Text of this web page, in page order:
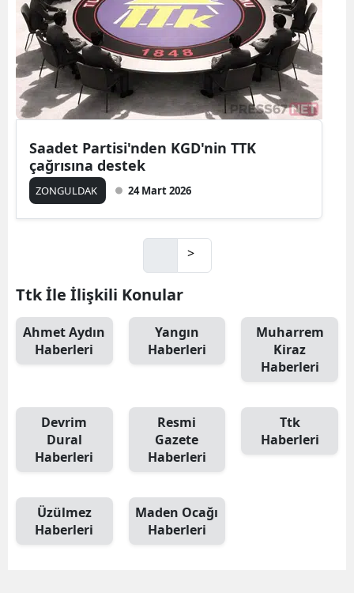
Saadet Partisi'nden KGD'nin TTK
çağrısına destek
ZONGULDAK 24 Mart 2026
>
Ttk İle İlişkili Konular
Ahmet Aydın
Haberleri
Yangın
Haberleri
Muharrem
Kiraz
Haberleri
Devrim
Dural
Haberleri
Resmi
Gazete
Haberleri
Ttk
Haberleri
Üzülmez
Haberleri
Maden Ocağı
Haberleri